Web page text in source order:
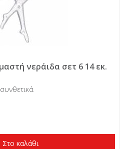
νεράιδα σετ 6 14 εκ.
Στο καλάθι